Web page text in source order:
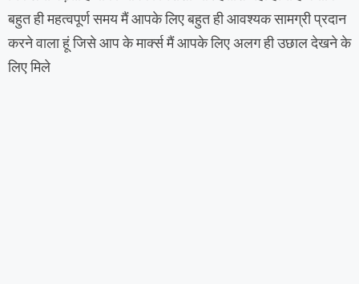
बहुत ही महत्वपूर्ण समय मैं आपके लिए बहुत ही आवश्यक सामग्री प्रदान
करने वाला हूं जिसे आप के मार्क्स मैं आपके लिए अलग ही उछाल देखने के
लिए मिले